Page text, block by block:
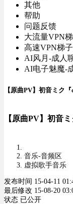
其他
帮助
问题反馈
大流量VPN
高速VPN梯
AI风月-成人
AI电子魅魔-
【原曲PV】初音ミク
【原曲PV】初音
音乐-音频区
虚拟歌手音乐
发布时间 15-04-11
最后修改 15-08-20
状态 已公开